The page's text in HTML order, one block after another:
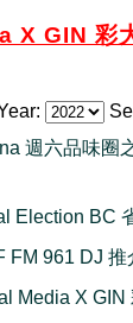
X GIN 彩
週六品味圈
Election BC
FM 961 DJ 推
Media X